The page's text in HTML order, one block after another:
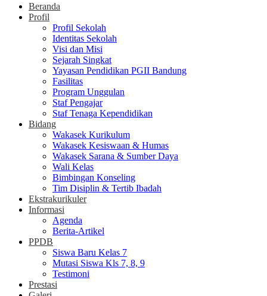
Beranda
Profil
Profil Sekolah
Identitas Sekolah
Visi dan Misi
Sejarah Singkat
Yayasan Pendidikan PGII Bandung
Fasilitas
Program Unggulan
Staf Pengajar
Staf Tenaga Kependidikan
Bidang
Wakasek Kurikulum
Wakasek Kesiswaan & Humas
Wakasek Sarana & Sumber Daya
Wali Kelas
Bimbingan Konseling
Tim Disiplin & Tertib Ibadah
Ekstrakurikuler
Informasi
Agenda
Berita-Artikel
PPDB
Siswa Baru Kelas 7
Mutasi Siswa Kls 7, 8, 9
Testimoni
Prestasi